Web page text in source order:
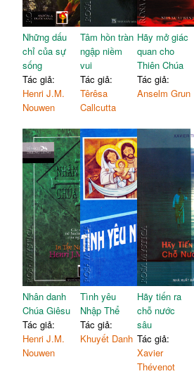
Những dấu
chỉ của sự
sống
Tác giả:
Henri J.M.
Nouwen
Tâm hồn tràn
ngập niềm
vui
Tác giả:
Têrêsa
Callcutta
Hãy mở giác
quan cho
Thiên Chúa
Tác giả:
Anselm Grun
Nhân danh
Chúa Giêsu
Tác giả:
Henri J.M.
Nouwen
Tình yêu
Nhập Thể
Tác giả:
Khuyết Danh
Hãy tiến ra
chỗ nước
sâu
Tác giả:
Xavier
Thévenot